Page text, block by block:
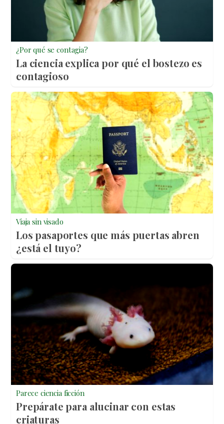
¿Por qué se contagia?
La ciencia explica por qué el bostezo es
contagioso
Viaja sin visado
Los pasaportes que más puertas abren
¿está el tuyo?
Parece ciencia ficción
Prepárate para alucinar con estas
criaturas